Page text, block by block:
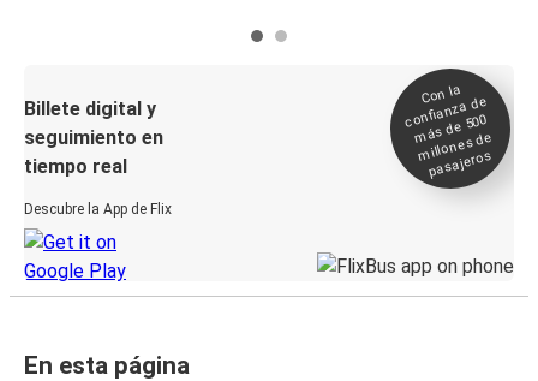
Billete digital y
seguimiento en
tiempo real
Descubre la App de Flix
Con la
confianza de
más de 500
millones de
pasajeros
En esta página